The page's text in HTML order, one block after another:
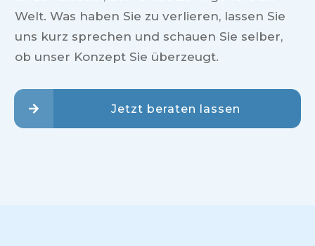
Welt. Was haben Sie zu verlieren, lassen Sie
uns kurz sprechen und schauen Sie selber,
ob unser Konzept Sie überzeugt.
Jetzt beraten lassen